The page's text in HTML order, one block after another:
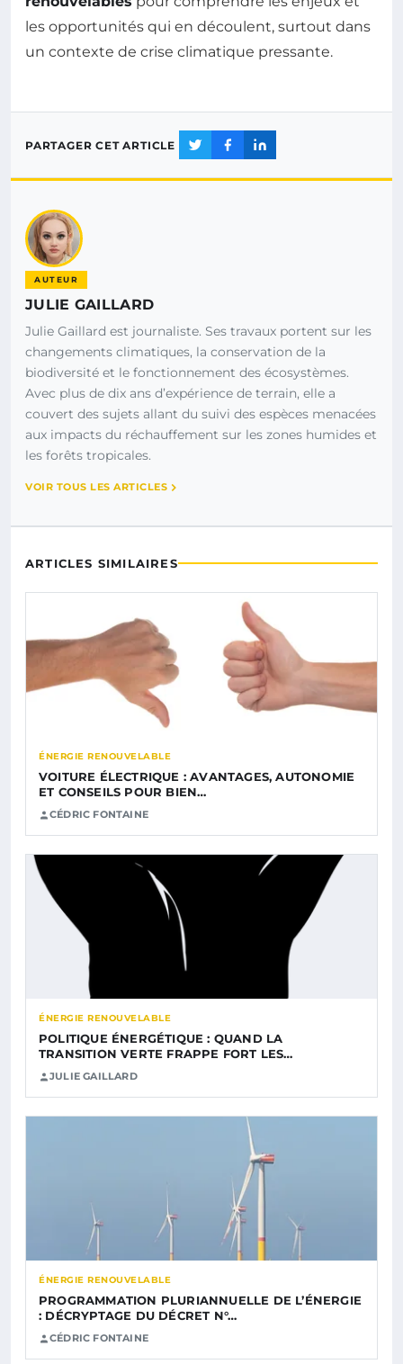
les opportunités qui en découlent, surtout dans
un contexte de crise climatique pressante.
PARTAGER CET ARTICLE
AUTEUR
JULIE GAILLARD
Julie Gaillard est journaliste. Ses travaux portent sur les
changements climatiques, la conservation de la
biodiversité et le fonctionnement des écosystèmes.
Avec plus de dix ans d’expérience de terrain, elle a
couvert des sujets allant du suivi des espèces menacées
aux impacts du réchauffement sur les zones humides et
les forêts tropicales.
VOIR TOUS LES ARTICLES
ARTICLES SIMILAIRES
ÉNERGIE RENOUVELABLE
VOITURE ÉLECTRIQUE : AVANTAGES, AUTONOMIE
ET CONSEILS POUR BIEN…
CÉDRIC FONTAINE
ÉNERGIE RENOUVELABLE
POLITIQUE ÉNERGÉTIQUE : QUAND LA
TRANSITION VERTE FRAPPE FORT LES…
JULIE GAILLARD
ÉNERGIE RENOUVELABLE
PROGRAMMATION PLURIANNUELLE DE L’ÉNERGIE
: DÉCRYPTAGE DU DÉCRET N°…
CÉDRIC FONTAINE